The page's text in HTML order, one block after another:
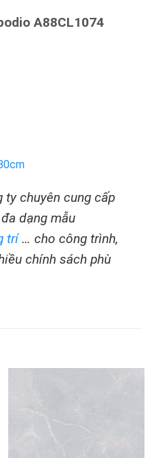
A88CL1074
ty chuyên cung cấp
dạng mẫu
trí… cho công trình,
chính sách phù